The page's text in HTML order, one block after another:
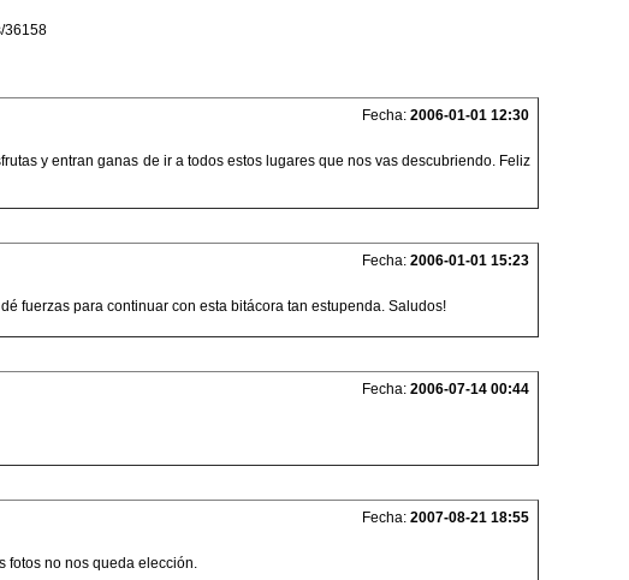
36158
Fecha:2006-01-01 12:30
y entran ganas de ir a todos estos lugares que nos vas descubriendo. Feliz
Fecha:2006-01-01 15:23
fuerzas para continuar con esta bitácora tan estupenda. Saludos!
Fecha:2006-07-14 00:44
Fecha:2007-08-21 18:55
fotos no nos queda elección.